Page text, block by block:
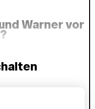
Warner vor